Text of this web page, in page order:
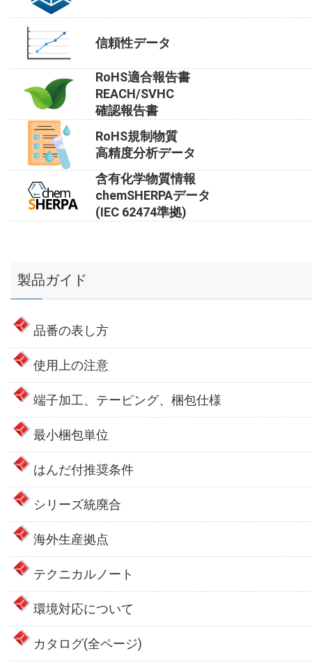
信頼性データ
RoHS適合報告書
REACH/SVHC
確認報告書
RoHS規制物質
高精度分析データ
含有化学物質情報
chemSHERPAデータ
(IEC 62474準拠)
製品ガイド
品番の表し方
使用上の注意
端子加工、テーピング、梱包仕様
最小梱包単位
はんだ付推奨条件
シリーズ統廃合
海外生産拠点
テクニカルノート
環境対応について
カタログ(全ページ)